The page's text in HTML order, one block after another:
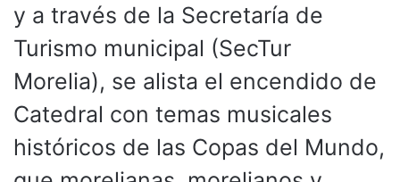
y a través de la Secretaría de
Turismo municipal (SecTur
Morelia), se alista el encendido de
Catedral con temas musicales
históricos de las Copas del Mundo,